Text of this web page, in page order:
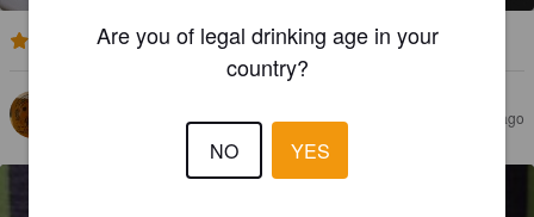
3.0
FUSS 1 month ago
Are you of legal drinking age in your
country?
NO YES